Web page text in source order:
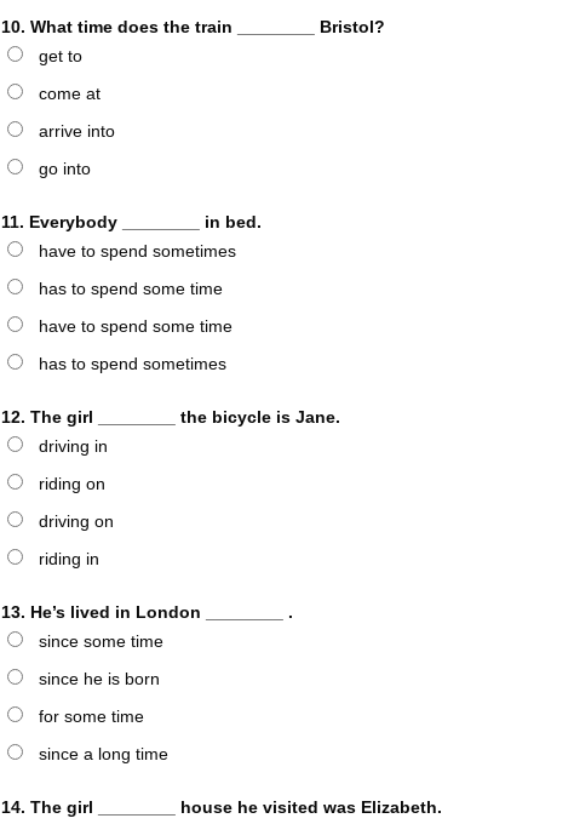
10. What time does the train ________ Bristol?
get to
come at
arrive into
go into
11. Everybody ________ in bed.
have to spend sometimes
has to spend some time
have to spend some time
has to spend sometimes
12. The girl ________ the bicycle is Jane.
driving in
riding on
driving on
riding in
13. He’s lived in London ________ .
since some time
since he is born
for some time
since a long time
14. The girl ________ house he visited was Elizabeth.